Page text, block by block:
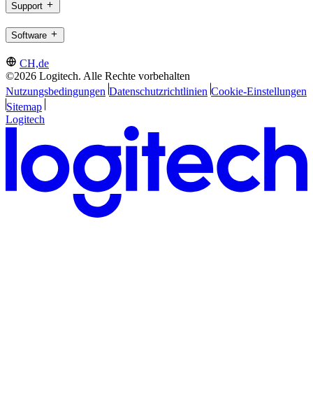
Support
Software
CH,de
©2026 Logitech. Alle Rechte vorbehalten
Nutzungsbedingungen Datenschutzrichtlinien Cookie-Einstellungen
Sitemap
Logitech